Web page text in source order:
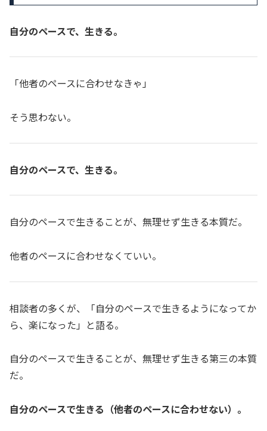
自分のペースで、生きる。
「他者のペースに合わせなきゃ」
そう思わない。
自分のペースで、生きる。
自分のペースで生きることが、無理せず生きる本質だ。
他者のペースに合わせなくていい。
相談者の多くが、「自分のペースで生きるようになってか
ら、楽になった」と語る。
自分のペースで生きることが、無理せず生きる第三の本質
だ。
自分のペースで生きる（他者のペースに合わせない）。